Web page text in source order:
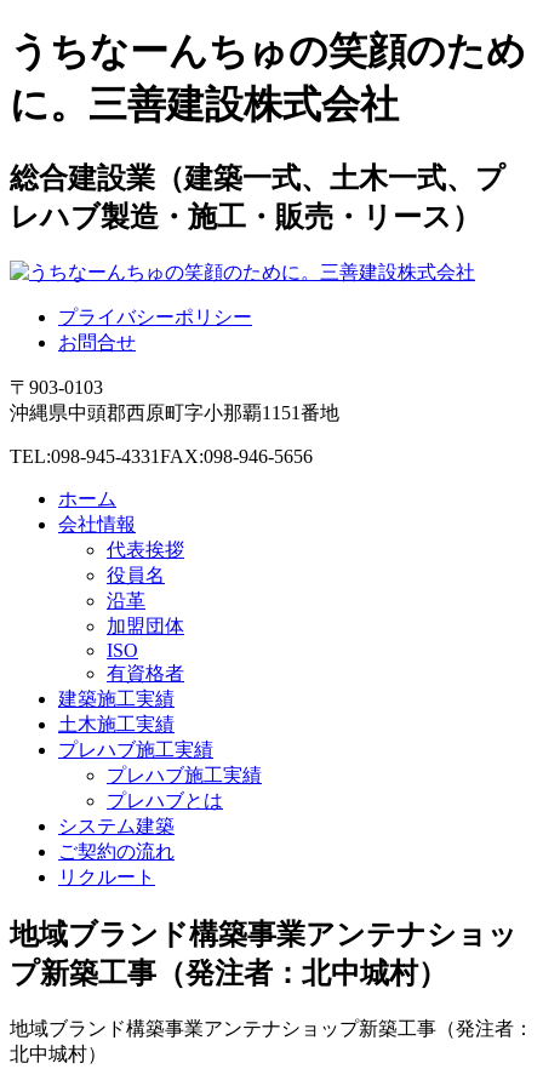
うちなーんちゅの笑顔のため
に。三善建設株式会社
総合建設業（建築一式、土木一式、プ
レハブ製造・施工・販売・リース）
プライバシーポリシー
お問合せ
〒903-0103
沖縄県中頭郡西原町字小那覇1151番地
TEL:098-945-4331FAX:098-946-5656
ホーム
会社情報
代表挨拶
役員名
沿革
加盟団体
ISO
有資格者
建築施工実績
土木施工実績
プレハブ施工実績
プレハブ施工実績
プレハブとは
システム建築
ご契約の流れ
リクルート
地域ブランド構築事業アンテナショッ
プ新築工事（発注者：北中城村）
地域ブランド構築事業アンテナショップ新築工事（発注者：
北中城村）